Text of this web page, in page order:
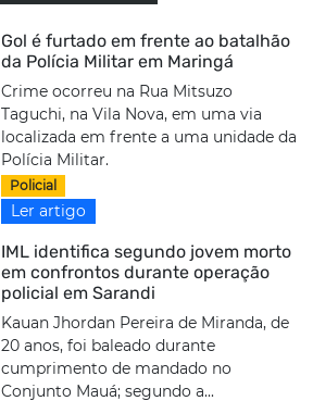
Gol é furtado em frente ao batalhão
da Polícia Militar em Maringá
Crime ocorreu na Rua Mitsuzo
Taguchi, na Vila Nova, em uma via
localizada em frente a uma unidade da
Polícia Militar.
Policial
Ler artigo
IML identifica segundo jovem morto
em confrontos durante operação
policial em Sarandi
Kauan Jhordan Pereira de Miranda, de
20 anos, foi baleado durante
cumprimento de mandado no
Conjunto Mauá; segundo a...